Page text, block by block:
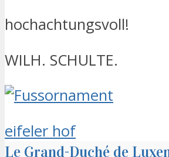
hochachtungsvoll!
WILH. SCHULTE.
eifeler hof
Le Grand-Duché de